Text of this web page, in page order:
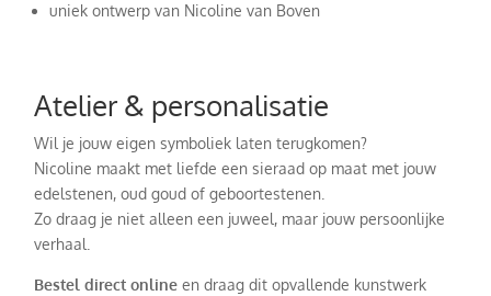
uniek ontwerp van Nicoline van Boven
Atelier & personalisatie
Wil je jouw eigen symboliek laten terugkomen?
Nicoline maakt met liefde een sieraad op maat met jouw
edelstenen, oud goud of geboortestenen.
Zo draag je niet alleen een juweel, maar jouw persoonlijke
verhaal.
Bestel direct online en draag dit opvallende kunstwerk